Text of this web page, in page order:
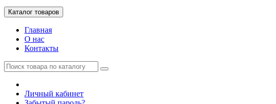
Каталог товаров
Главная
О нас
Контакты
Личный кабинет